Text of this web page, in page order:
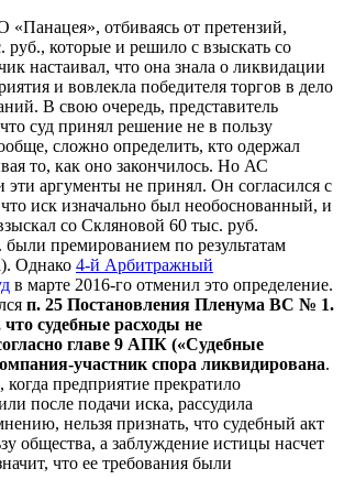
отбиваясь от претензий,
руб., которые и решило с взыскать со
настаивал, что она знала о ликвидации
и вовлекла победителя торгов в дело
В свою очередь, представитель
суд принял решение не в пользу
сложно определить, кто одержал
то, как оно закончилось. Но АС
эти аргументы не принял. Он согласился с
иск изначально был необоснованный, и
со Скляновой 60 тыс. руб.
были премированием по результатам
Однако 4-й Арбитражный
в марте 2016-го отменил это определение.
п. 25 Постановления Пленума ВС № 1.
судебные расходы не
главе 9 АПК («Судебные
участник спора ликвидирована.
предприятие прекратило
после подачи иска, рассудила
нельзя признать, что судебный акт
общества, а заблуждение истицы насчет
что ее требования были